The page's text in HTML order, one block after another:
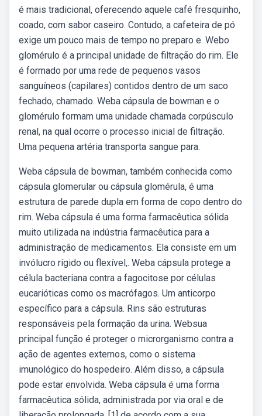
é mais tradicional, oferecendo aquele café fresquinho,
coado, com sabor caseiro. Contudo, a cafeteira de pó
exige um pouco mais de tempo no preparo e. Webo
glomérulo é a principal unidade de filtração do rim. Ele
é formado por uma rede de pequenos vasos
sanguíneos (capilares) contidos dentro de um saco
fechado, chamado. Weba cápsula de bowman e o
glomérulo formam uma unidade chamada corpúsculo
renal, na qual ocorre o processo inicial de filtração.
Uma pequena artéria transporta sangue para.
Weba cápsula de bowman, também conhecida como
cápsula glomerular ou cápsula glomérula, é uma
estrutura de parede dupla em forma de copo dentro do
rim. Weba cápsula é uma forma farmacêutica sólida
muito utilizada na indústria farmacêutica para a
administração de medicamentos. Ela consiste em um
invólucro rígido ou flexível,. Weba cápsula protege a
célula bacteriana contra a fagocitose por células
eucarióticas como os macrófagos. Um anticorpo
específico para a cápsula. Rins são estruturas
responsáveis pela formação da urina. Websua
principal função é proteger o microrganismo contra a
ação de agentes externos, como o sistema
imunológico do hospedeiro. Além disso, a cápsula
pode estar envolvida. Weba cápsula é uma forma
farmacêutica sólida, administrada por via oral e de